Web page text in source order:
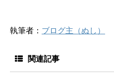
執筆者： ブログ主（ぬし）
関連記事